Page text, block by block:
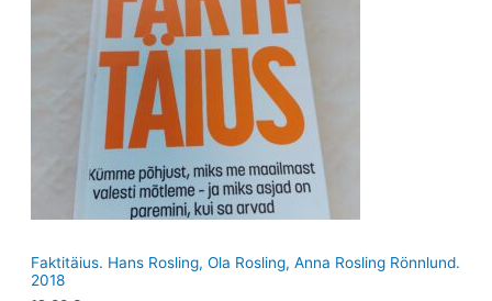
Faktitäius. Hans Rosling, Ola Rosling, Anna Rosling Rönnlund.
2018